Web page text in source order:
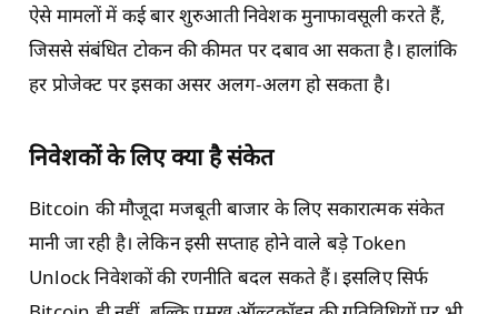
ऐसे मामलों में कई बार शुरुआती निवेशक मुनाफावसूली करते हैं,
जिससे संबंधित टोकन की कीमत पर दबाव आ सकता है। हालांकि
हर प्रोजेक्ट पर इसका असर अलग-अलग हो सकता है।
निवेशकों के लिए क्या है संकेत
Bitcoin की मौजूदा मजबूती बाजार के लिए सकारात्मक संकेत
मानी जा रही है। लेकिन इसी सप्ताह होने वाले बड़े Token
Unlock निवेशकों की रणनीति बदल सकते हैं। इसलिए सिर्फ